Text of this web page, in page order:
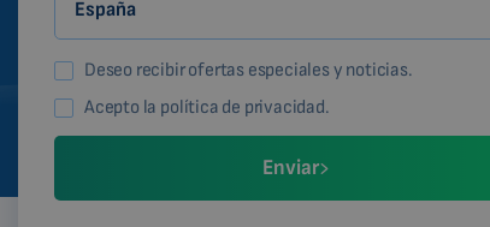
Deseo recibir ofertas especiales y noticias.
Acepto la política de privacidad.
Enviar